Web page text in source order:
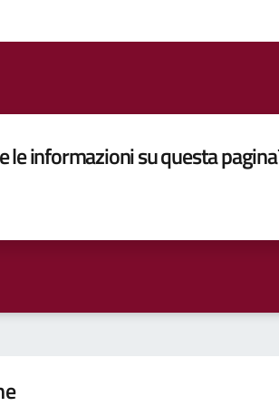
le informazioni su questa